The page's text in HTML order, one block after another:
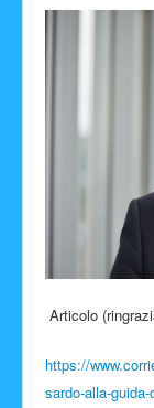
Articolo
https://
sardo-alla-